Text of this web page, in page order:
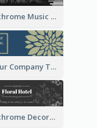
Monochrome Music Club Twitter Header With Decorations
2-Colour Company Twitter Header
Monochrome Decorated Hotel Twitter Header